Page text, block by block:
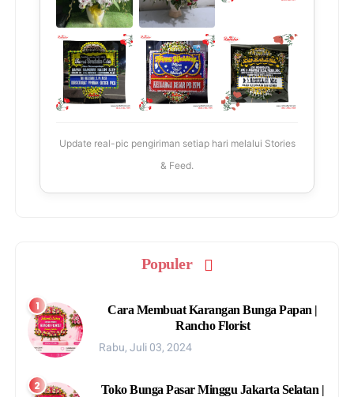
Update real-pic pengiriman setiap hari melalui Stories
& Feed.
Populer
Cara Membuat Karangan Bunga Papan |
Rancho Florist
Rabu, Juli 03, 2024
Toko Bunga Pasar Minggu Jakarta Selatan |